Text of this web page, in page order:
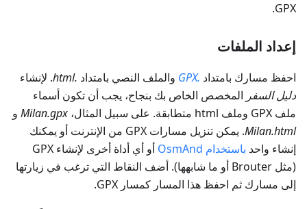
GPX.
إعداد الملفات
احفظ مسارك بامتداد .GPX والملف النصي بامتداد .html
. لإنشاء
دليل السفر المخصص الخاص بك بنجاح، يجب أن تكون أسماء
ملف GPX وملف html متطابقة. على سبيل المثال،
Milan.gpx و
Milan.html
. يمكن تنزيل مسارات GPX من الإنترنت أو يمكنك
إنشاء واحد باستخدام OsmAnd
أو أي أداة أخرى لإنشاء GPX
(مثل Brouter أو ما شابهها). أضف النقاط التي ترغب في زيارتها
إلى مسارك ثم احفظ هذا المسار كمسار GPX.